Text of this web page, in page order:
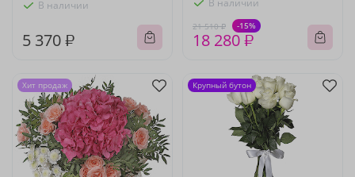
В наличии
5 370 ₽
В наличии
21 510 ₽ -15%
18 280 ₽
Хит продаж Крупный бутон